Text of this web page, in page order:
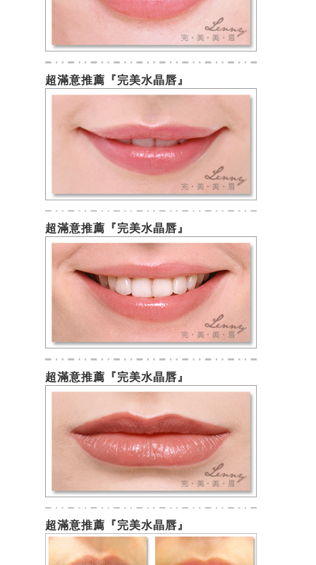
超滿意推薦『完美水晶唇』
超滿意推薦『完美水晶唇』
超滿意推薦『完美水晶唇』
超滿意推薦『完美水晶唇』